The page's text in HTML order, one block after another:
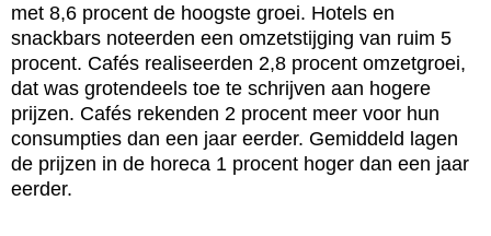
met 8,6 procent de hoogste groei. Hotels en
snackbars noteerden een omzetstijging van ruim 5
procent. Cafés realiseerden 2,8 procent omzetgroei,
dat was grotendeels toe te schrijven aan hogere
prijzen. Cafés rekenden 2 procent meer voor hun
consumpties dan een jaar eerder. Gemiddeld lagen
de prijzen in de horeca 1 procent hoger dan een jaar
eerder.